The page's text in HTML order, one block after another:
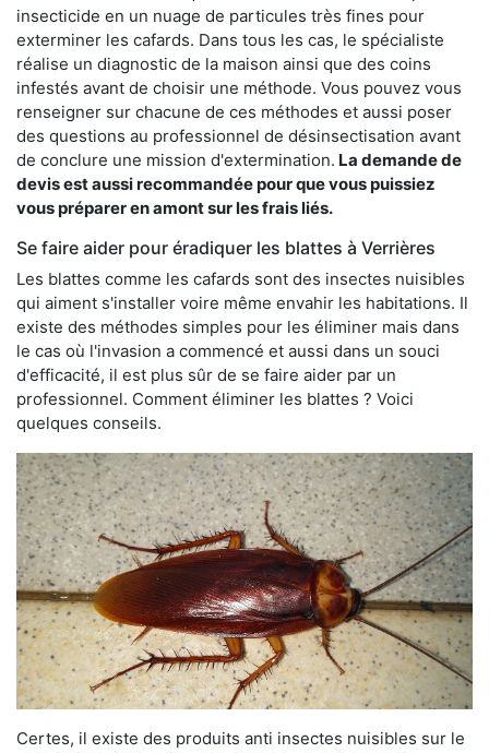
insecticide en un nuage de particules très fines pour
exterminer les cafards. Dans tous les cas, le spécialiste
réalise un diagnostic de la maison ainsi que des coins
infestés avant de choisir une méthode. Vous pouvez vous
renseigner sur chacune de ces méthodes et aussi poser
des questions au professionnel de désinsectisation avant
de conclure une mission d'extermination. La demande de
devis est aussi recommandée pour que vous puissiez
vous préparer en amont sur les frais liés.
Se faire aider pour éradiquer les blattes à Verrières
Les blattes comme les cafards sont des insectes nuisibles
qui aiment s'installer voire même envahir les habitations. Il
existe des méthodes simples pour les éliminer mais dans
le cas où l'invasion a commencé et aussi dans un souci
d'efficacité, il est plus sûr de se faire aider par un
professionnel. Comment éliminer les blattes ? Voici
quelques conseils.
Certes, il existe des produits anti insectes nuisibles sur le